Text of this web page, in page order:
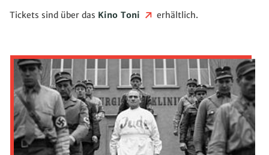
Tickets sind über das Kino Toni erhältlich.